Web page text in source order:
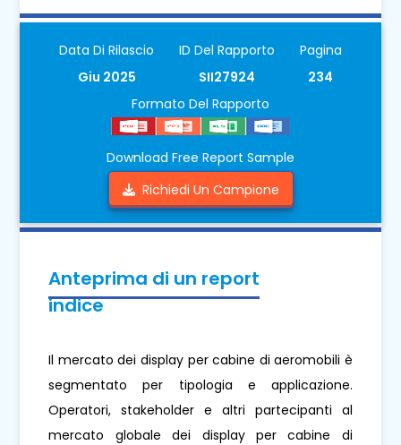
Data Di Rilascio
Giu 2025
ID Del Rapporto
SII27924
Pagina
234
Formato Del Rapporto
Download Free Report Sample
Richiedi Un Campione
Anteprima di un report
indice
Il mercato dei display per cabine di aeromobili è
segmentato per tipologia e applicazione.
Operatori, stakeholder e altri partecipanti al
mercato globale dei display per cabine di